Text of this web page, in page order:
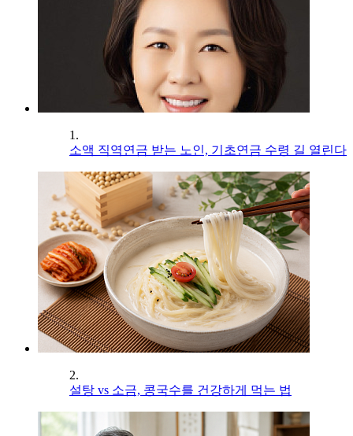
1.
소액 직역연금 받는 노인, 기초연금 수령 길 열린다
2.
설탕 vs 소금, 콩국수를 건강하게 먹는 법